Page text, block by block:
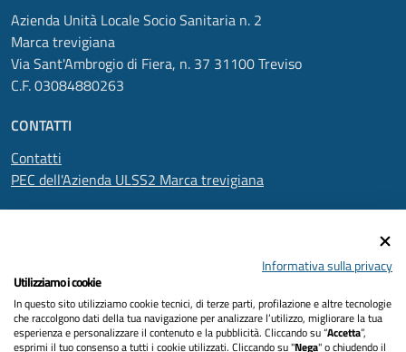
Azienda Unità Locale Socio Sanitaria n. 2
Marca trevigiana
Via Sant'Ambrogio di Fiera, n. 37 31100 Treviso
C.F. 03084880263
CONTATTI
Contatti
PEC dell'Azienda ULSS2 Marca trevigiana
Informativa privacy
Dichiarazione di accessibilità
Informativa sulla privacy
Utilizziamo i cookie
In questo sito utilizziamo cookie tecnici, di terze parti, profilazione e altre tecnologie
che raccolgono dati della tua navigazione per analizzare l’utilizzo, migliorare la tua
esperienza e personalizzare il contenuto e la pubblicità. Cliccando su “Accetta”,
esprimi il tuo consenso a tutti i cookie utilizzati. Cliccando su "Nega" o chiudendo il